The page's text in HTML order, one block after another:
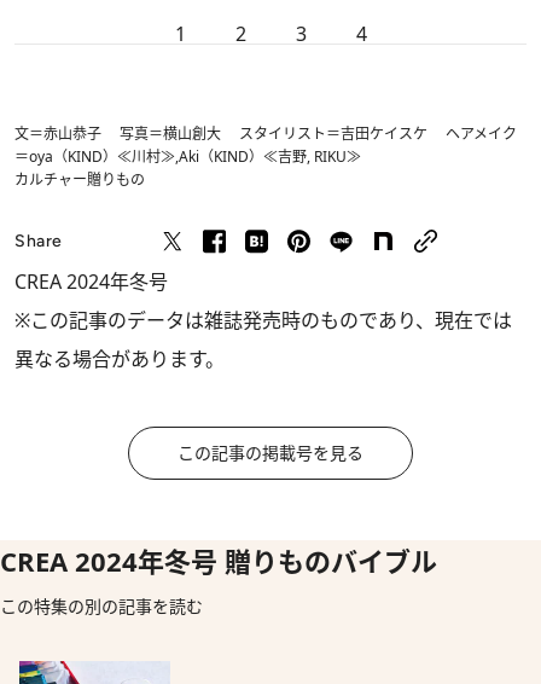
1 2 3 4
文＝赤山恭子 写真＝横山創大 スタイリスト＝吉田ケイスケ ヘアメイク
＝oya（KIND）≪川村≫,Aki（KIND）≪吉野, RIKU≫
カルチャー贈りもの
Share
CREA 2024年冬号
※この記事のデータは雑誌発売時のものであり、現在では
異なる場合があります。
この記事の掲載号を見る
CREA 2024年冬号 贈りものバイブル
この特集の別の記事を読む